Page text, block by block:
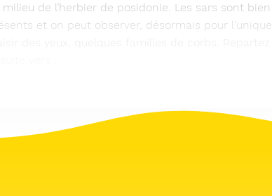
milieu de l’herbier de posidonie. Les sars sont bien
et on peut observer, désormais pour l'unique